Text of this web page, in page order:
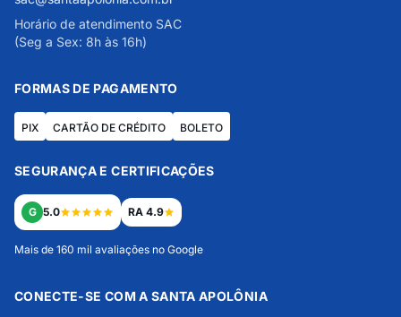
Horário de atendimento SAC
(Seg a Sex: 8h às 16h)
FORMAS DE PAGAMENTO
PIX CARTÃO DE CRÉDITO BOLETO
SEGURANÇA E CERTIFICAÇÕES
G 5.0 RA 4.9
Mais de 160 mil avaliações no Google
CONECTE-SE COM A SANTA APOLÔNIA